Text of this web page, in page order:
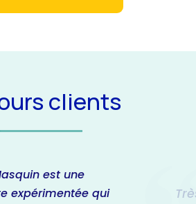
clients
est une
expérimentée qui